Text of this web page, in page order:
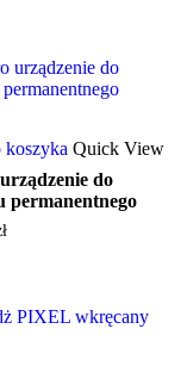
koszyka Quick View
do
permanentnego